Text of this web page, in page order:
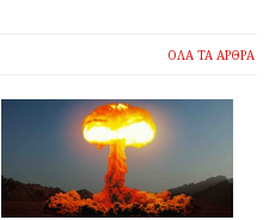
ΟΛΑ ΤΑ ΑΡΘΡΑ